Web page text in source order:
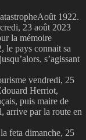
Août 1922.
23 août 2023
la mémoire
le pays connait sa
s’agissant
vendredi, 25
Herriot,
puis maire de
arrive par la route en
feta dimanche, 25